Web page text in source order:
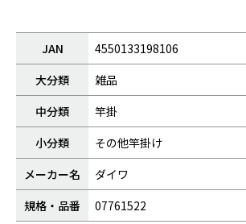
JAN
4550133198106
大分類
雑品
中分類
竿掛
小分類
その他竿掛け
メーカー名
ダイワ
規格・品番
07761522